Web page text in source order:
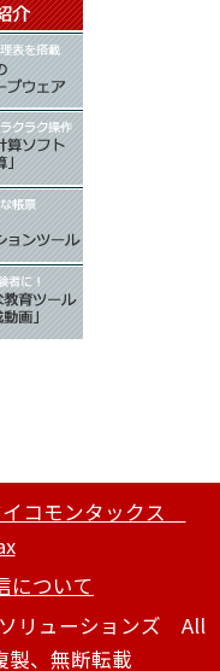
コモンタックス
について
リューションズ All
製、無断転載